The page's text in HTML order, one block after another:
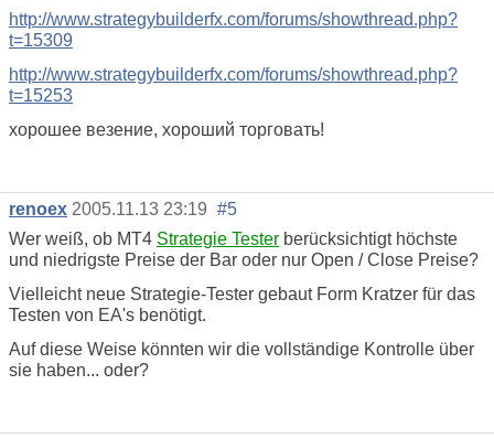
http://www.strategybuilderfx.com/forums/showthread.php?
t=15309
http://www.strategybuilderfx.com/forums/showthread.php?
t=15253
хорошее везение, хороший торговать!
renoex 2005.11.13 23:19 #5
Wer weiß, ob MT4 Strategie Tester berücksichtigt höchste
und niedrigste Preise der Bar oder nur Open / Close Preise?
Vielleicht neue Strategie-Tester gebaut Form Kratzer für das
Testen von EA's benötigt.
Auf diese Weise könnten wir die vollständige Kontrolle über
sie haben... oder?